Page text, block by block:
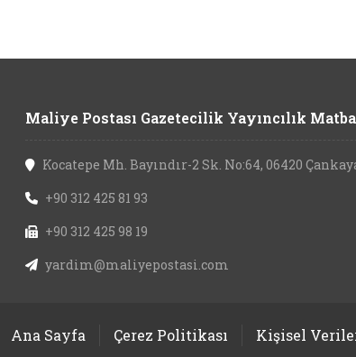
Maliye Postası Gazetecilik Yayıncılık
Kocatepe Mh. Bayındır-2 Sk. No:64, 06420
+90 312 425 81 93
+90 312 425 98 19
yardim@maliyepostasi.com
Ana Sayfa Çerez Politikası Kişisel